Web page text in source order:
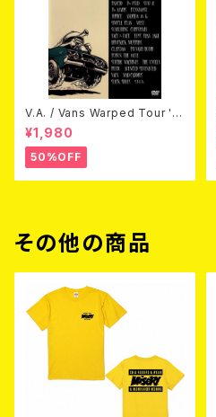
V.A. / Vans Warped Tour '0
3 (DVD)
¥1,980
50%OFF
その他の商品